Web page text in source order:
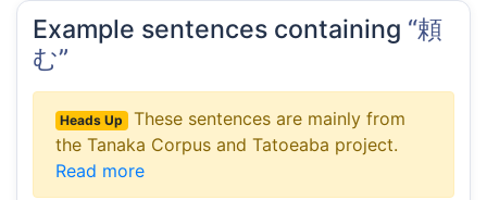
Example sentences containing “頼
む”
Heads Up
These sentences are mainly from
the Tanaka Corpus and Tatoeaba project.
Read more